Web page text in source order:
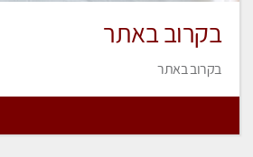
בקרוב באתר
בקרוב באתר